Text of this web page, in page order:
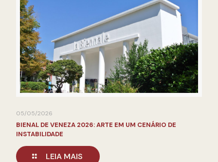
05/05/2026
BIENAL DE VENEZA 2026: ARTE EM UM CENÁRIO DE
INSTABILIDADE
LEIA MAIS